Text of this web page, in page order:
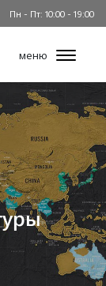
Пн - Пт: 10:00 - 19:00
меню